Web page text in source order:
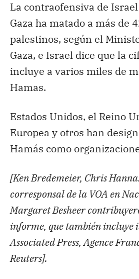
La contraofensiva de
Gaza ha matado a más de
palestinos, según el
Gaza, e Israel dice que la
incluye a varios miles de
Hamas.
Estados Unidos, el Reino
Europea y otros han
Hamás como
[Ken Bredemeier, Chris
corresponsal de la VOA en
Margaret Besheer
informe, que también incluye
Associated Press, Agence
Reuters].